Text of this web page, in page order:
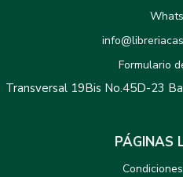
Formulario
Transversal 19Bis No.45D-23
PÁGINAS